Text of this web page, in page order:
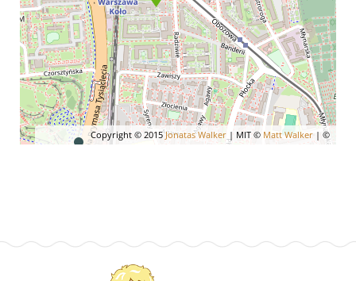
Copyright © 2015Jonatas Walker | MIT © Matt Walker | ©